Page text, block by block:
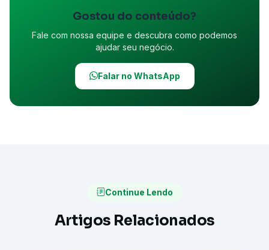
Gostou do conteúdo?
Fale com nossa equipe e descubra como podemos
ajudar seu negócio.
Falar no WhatsApp
Continue Lendo
Artigos Relacionados